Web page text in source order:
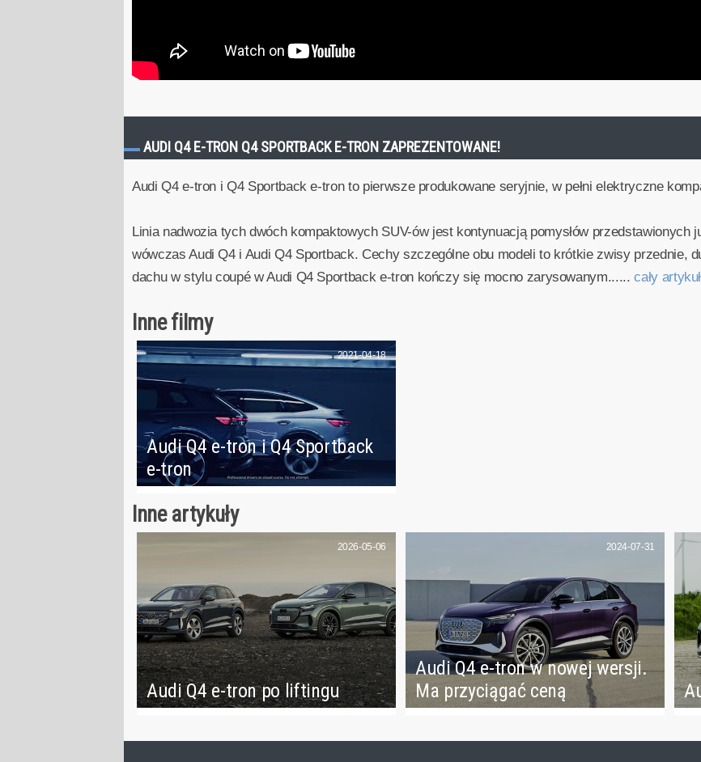
AUDI Q4 E-TRON Q4 SPORTBACK E-TRON ZAPREZENTOWANE!
Audi Q4 e-tron i Q4 Sportback e-tron to pierwsze produkowane seryjnie, w pełni elektryczne
Linia nadwozia tych dwóch kompaktowych SUV-ów jest kontynuacją pomysłów przedstawionych
wówczas Audi Q4 i Audi Q4 Sportback. Cechy szczególne obu modeli to krótkie zwisy przednie,
dachu w stylu coupé w Audi Q4 Sportback e-tron kończy się mocno zarysowanym......cały artykuł
Inne filmy
Audi Q4 e-tron i Q4 Sportback
e-tron
2021-04-18
Inne artykuły
Audi Q4 e-tron po liftingu
2026-05-06
Audi Q4 e-tron w nowej wersji.
Ma przyciągać ceną
2024-07-31